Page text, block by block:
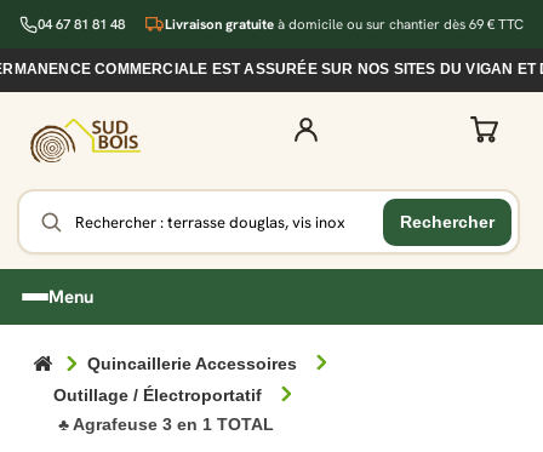
04 67 81 81 48 Livraison gratuite à domicile ou sur chantier dès 69 € TTC
COMMERCIALE EST ASSURÉE SUR NOS SITES DU VIGAN ET
Menu
Quincaillerie Accessoires
Outillage / Électroportatif
♣ Agrafeuse 3 en 1 TOTAL